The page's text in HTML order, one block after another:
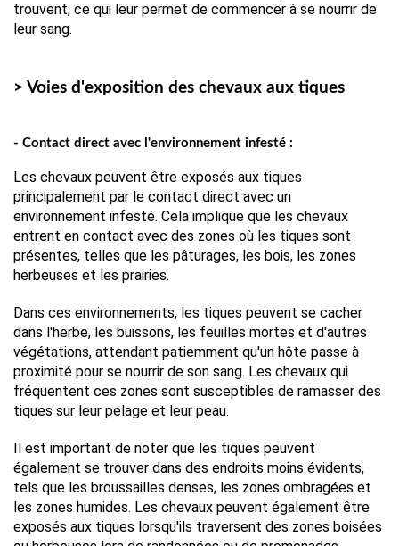
trouvent, ce qui leur permet de commencer à se nourrir de
leur sang.
> Voies d'exposition des chevaux aux tiques
- Contact direct avec l'environnement infesté :
Les chevaux peuvent être exposés aux tiques
principalement par le contact direct avec un
environnement infesté. Cela implique que les chevaux
entrent en contact avec des zones où les tiques sont
présentes, telles que les pâturages, les bois, les zones
herbeuses et les prairies.
Dans ces environnements, les tiques peuvent se cacher
dans l'herbe, les buissons, les feuilles mortes et d'autres
végétations, attendant patiemment qu'un hôte passe à
proximité pour se nourrir de son sang. Les chevaux qui
fréquentent ces zones sont susceptibles de ramasser des
tiques sur leur pelage et leur peau.
Il est important de noter que les tiques peuvent
également se trouver dans des endroits moins évidents,
tels que les broussailles denses, les zones ombragées et
les zones humides. Les chevaux peuvent également être
exposés aux tiques lorsqu'ils traversent des zones boisées